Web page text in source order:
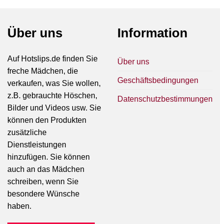
Über uns
Auf Hotslips.de finden Sie
freche Mädchen, die
verkaufen, was Sie wollen,
z.B. gebrauchte Höschen,
Bilder und Videos usw. Sie
können den Produkten
zusätzliche
Dienstleistungen
hinzufügen. Sie können
auch an das Mädchen
schreiben, wenn Sie
besondere Wünsche
haben.
Information
Über uns
Geschäftsbedingungen
Datenschutzbestimmungen